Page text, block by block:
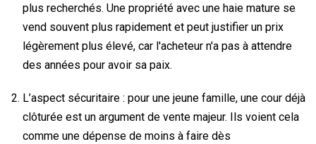
plus recherchés. Une propriété avec une haie mature se
vend souvent plus rapidement et peut justifier un prix
légèrement plus élevé, car l'acheteur n'a pas à attendre
des années pour avoir sa paix.
L’aspect sécuritaire : pour une jeune famille, une cour déjà
clôturée est un argument de vente majeur. Ils voient cela
comme une dépense de moins à faire dès